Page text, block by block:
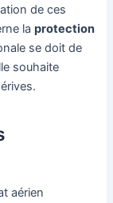
de ces
laprotection
se doit de
souhaite
aérien